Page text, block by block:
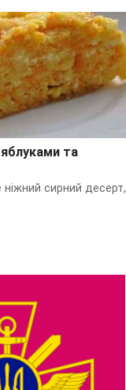
яблуками та
ніжний сирний десерт,